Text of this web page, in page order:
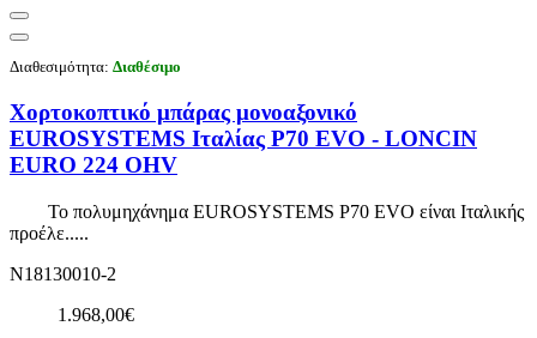
Διαθεσιμότητα: Διαθέσιμο
Χορτοκοπτικό μπάρας μονοαξονικό
EUROSYSTEMS Ιταλίας P70 EVO - LONCIN
EURO 224 OHV
Το πολυμηχάνημα EUROSYSTEMS P70 EVO είναι Ιταλικής
προέλε.....
N18130010-2
1.968,00€